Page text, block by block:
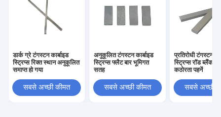
डार्क ग्रे टंगस्टन कार्बाइड
स्ट्रिप्स रिक्त स्थान अनुकूलित
समाप्त हो गया
सबसे अच्छी कीमत
अनुकूलित टंगस्टन कार्बाइड
स्ट्रिप्स फ्लैट बार भूमिगत
सतह
सबसे अच्छी कीमत
प्रतिरोधी टंगस्टन
स्ट्रिप्स रॉड ब्लैंक
कठोरता पहनें
सबसे अच्छी